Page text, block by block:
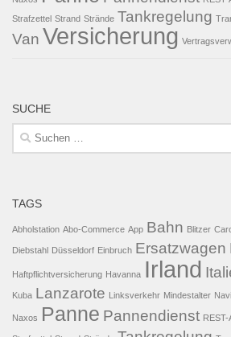
Strafzettel Strand Strände Tankregelung
Van Versicherung
SUCHE
Suchen
nach:
TAGS
Abholstation Abo-Commerce App Bahn Blitzer
Diebstahl Düsseldorf Einbruch Ersatzwagen
Haftpflichtversicherung Havanna Irland
Kuba Lanzarote Linksverkehr Mindestalter Navi
Naxos Panne Pannendienst REST-